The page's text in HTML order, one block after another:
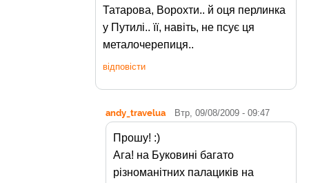
Татарова, Ворохти.. й оця перлинка
у Путилі.. її, навіть, не псує ця
металочерепиця..
відповісти
andy_travelua Втр, 09/08/2009 - 09:47
Прошу! :)
Ага! на Буковині багато
різноманітних палациків на